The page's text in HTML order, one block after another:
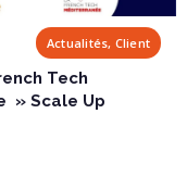
Actualités, Client
Tech
» Scale Up